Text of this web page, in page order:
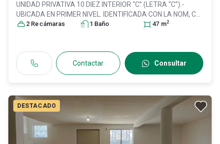
UNIDAD PRIVATIVA 10 DIEZ INTERIOR “C” (LETRA “C”).-
UBICADA EN PRIMER NIVEL. IDENTIFICADA CON LA NOM, Col.
Vista Zapopan,Zapopan , Jalisco , C.P. 45200
2 Recámaras 1 Baño 47 m2
Contactar Consultar
DESTACADO